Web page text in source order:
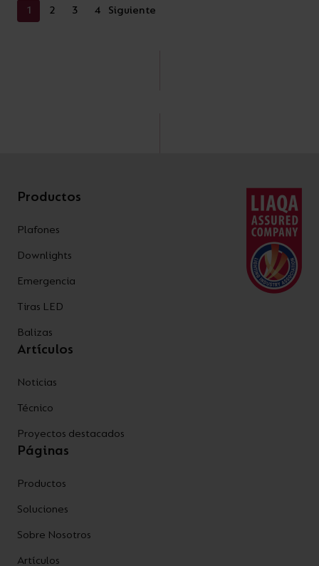
1 2 3 4 Siguiente
Productos
Plafones
Downlights
Emergencia
Tiras LED
Balizas
Artículos
Noticias
Técnico
Proyectos destacados
Páginas
Productos
Soluciones
Sobre Nosotros
Artículos